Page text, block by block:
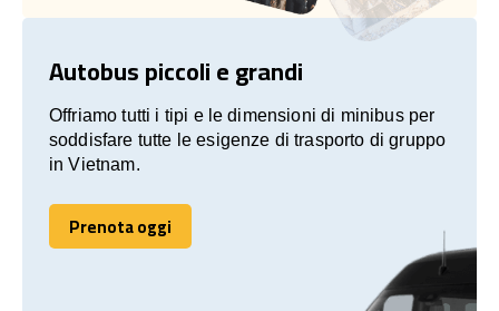
Autobus piccoli e grandi
Offriamo tutti i tipi e le dimensioni di minibus per
soddisfare tutte le esigenze di trasporto di gruppo
in Vietnam.
Prenota oggi
Prenota oggi